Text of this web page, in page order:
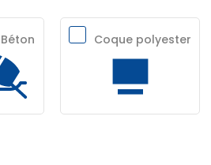
Béton Coque polyester